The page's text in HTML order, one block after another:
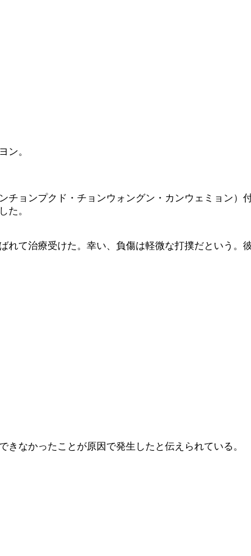
ン。
ョンプクド・チョンウォングン・カンウェミョン
た。
れて治療受けた。幸い、負傷は軽微な打撲だという
なかったことが原因で発生したと伝えられている。